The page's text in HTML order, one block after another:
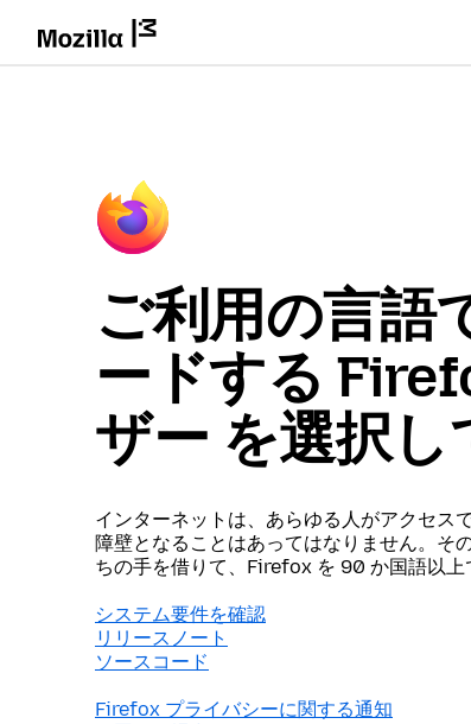
ご利用の言語
ードする
ザー を選択
インターネットは、あらゆる人がアクセス
障壁となることはあってはなりません。そ
ちの手を借りて、Firefox を 90 か国語以上
システム要件を確認
リリースノート
ソースコード
Firefox プライバシーに関する通知